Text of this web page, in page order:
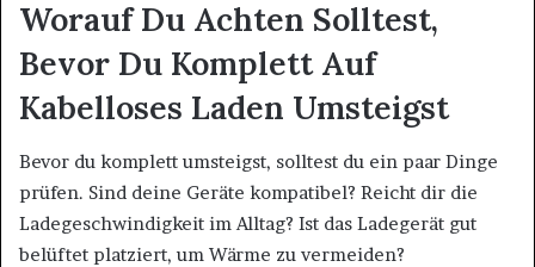
Worauf Du Achten Solltest,
Bevor Du Komplett Auf
Kabelloses Laden Umsteigst
Bevor du komplett umsteigst, solltest du ein paar Dinge
prüfen. Sind deine Geräte kompatibel? Reicht dir die
Ladegeschwindigkeit im Alltag? Ist das Ladegerät gut
belüftet platziert, um Wärme zu vermeiden?